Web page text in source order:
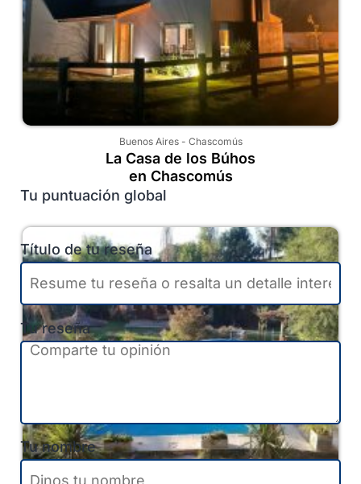
Buenos Aires- Chascomús
La Casa de los Búhos
en Chascomús
Tu puntuación global
Título de tu reseña
Tu reseña
Tu nombre